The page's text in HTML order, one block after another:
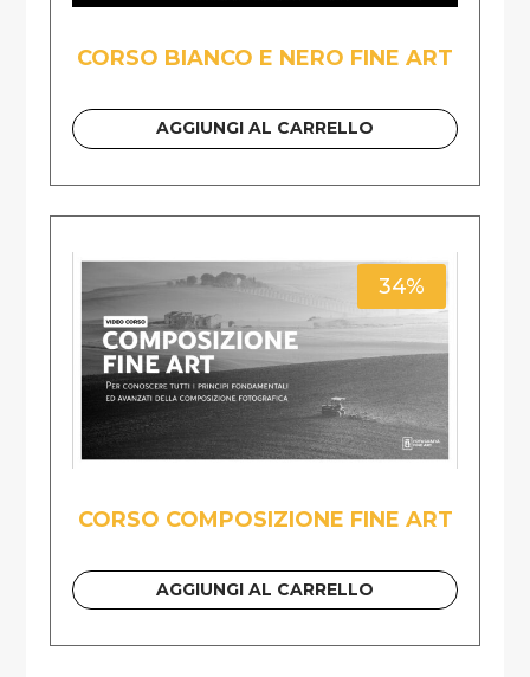
CORSO BIANCO E NERO FINE ART
AGGIUNGI AL CARRELLO
34%
CORSO COMPOSIZIONE FINE ART
AGGIUNGI AL CARRELLO